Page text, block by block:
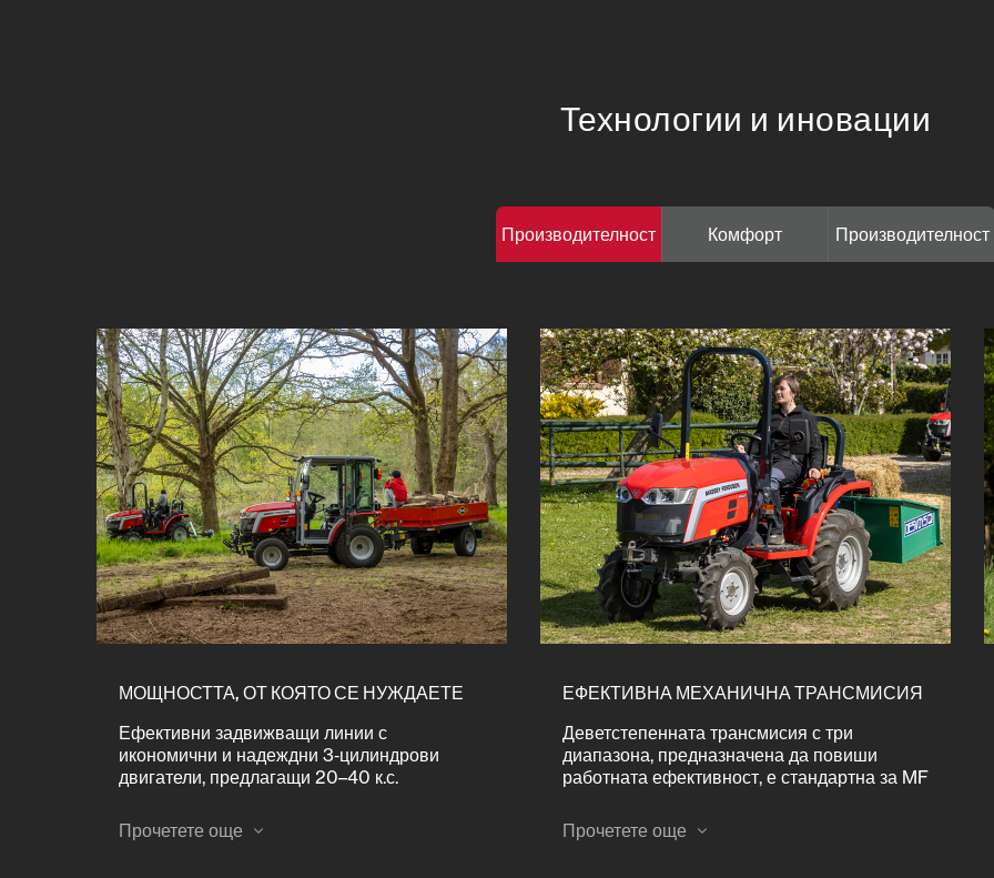
Технологии и иновации
Производителност Комфорт Производителност
МОЩНОСТТА, ОТ КОЯТО СЕ НУЖДАЕТЕ
Ефективни задвижващи линии с
икономични и надеждни 3‑цилиндрови
двигатели, предлагащи 20–40 к.с.
повече въртящ момент при 19% по-ниски
обороти от подобни конкуренти, което води
Прочетете още
ЕФЕКТИВНА МЕХАНИЧНА ТРАНСМИСИЯ
Деветстепенната трансмисия с три
диапазона, предназначена да повиши
работната ефективност, е стандартна за MF
комбинация между обороти на двигателя и
скорост на движение при всяко
Прочетете още